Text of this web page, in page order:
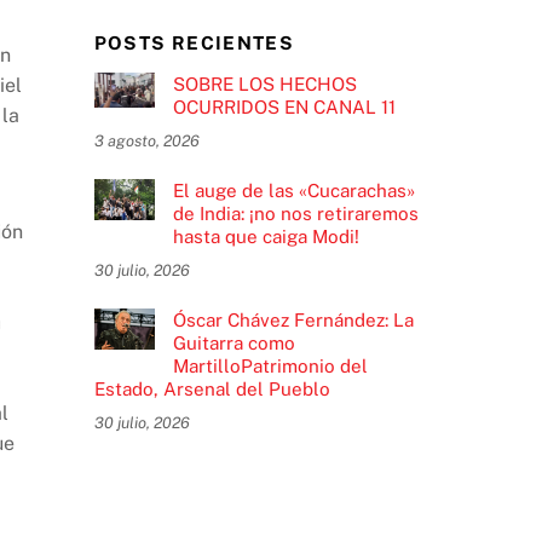
POSTS RECIENTES
SOBRE LOS HECHOS
OCURRIDOS EN CANAL 11
3 agosto, 2026
El auge de las «Cucarachas»
de India: ¡no nos retiraremos
hasta que caiga Modi!
30 julio, 2026
Óscar Chávez Fernández: La
Guitarra como
MartilloPatrimonio del
Estado, Arsenal del Pueblo
30 julio, 2026